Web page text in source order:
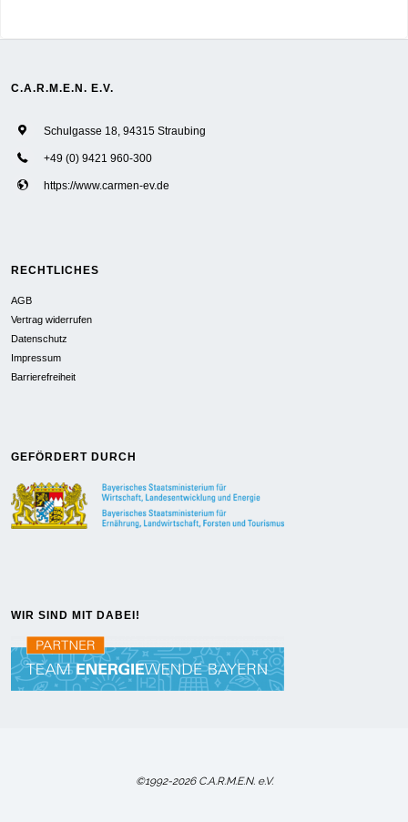
C.A.R.M.E.N. E.V.
Schulgasse 18, 94315 Straubing
+49 (0) 9421 960-300
https://www.carmen-ev.de
RECHTLICHES
AGB
Vertrag widerrufen
Datenschutz
Impressum
Barrierefreiheit
GEFÖRDERT DURCH
WIR SIND MIT DABEI!
©1992-2026 C.A.R.M.E.N. e.V.